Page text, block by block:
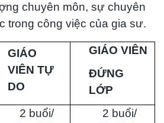
chuyên môn, sự chuyên
trong công việc của gia sư.
GIÁO
VIÊN TỰ
DO
GIÁO VIÊN
ĐỨNG
LỚP
2 buổi/
2 buổi/